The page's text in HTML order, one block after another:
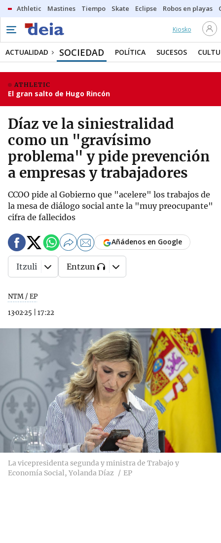
Athletic Mastines Tiempo Skate Eclipse Robos en playas
Kiosko
ACTUALIDAD SOCIEDAD POLÍTICA SUCESOS
ATHLETIC
El gran salto de Hugo Rincón
Díaz ve la siniestralidad
como un "gravísimo
problema" y pide prevención
a empresas y trabajadores
CCOO pide al Gobierno que "acelere" los trabajos de
la mesa de diálogo social ante la "muy preocupante"
cifra de fallecidos
NTM / EP
13·02·25
17:22
Añádenos en Google
Itzuli Entzun
La vicepresidenta segunda y ministra de Trabajo y
Economía Social, Yolanda Díaz
EP